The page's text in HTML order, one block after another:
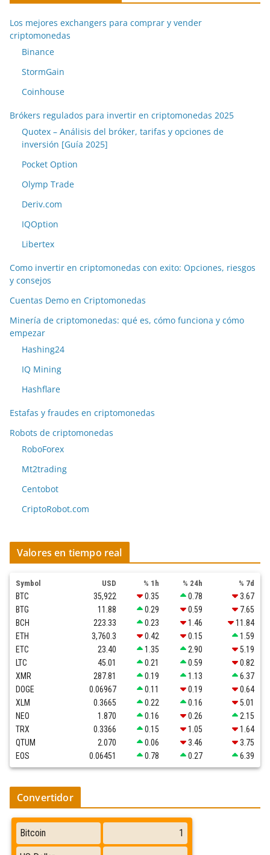
Los mejores exchangers para comprar y vender
criptomonedas
Binance
StormGain
Coinhouse
Brókers regulados para invertir en criptomonedas 2025
Quotex – Análisis del bróker, tarifas y opciones de
inversión [Guía 2025]
Pocket Option
Olymp Trade
Deriv.com
IQOption
Libertex
Como invertir en criptomonedas con exito: Opciones, riesgos
y consejos
Cuentas Demo en Criptomonedas
Minería de criptomonedas: qué es, cómo funciona y cómo
empezar
Hashing24
IQ Mining
Hashflare
Estafas y fraudes en criptomonedas
Robots de criptomonedas
RoboForex
Mt2trading
Centobot
CriptoRobot.com
Valores en tiempo real
Symbol USD % 1h % 24h % 7d
BTC 35,922 0.35 0.78
3.67
BTG
11.88 0.29 0.59
7.65
BCH
223.33 0.23 1.46
11.84
ETH
3,760.3 0.42 0.15
1.59
ETC
23.40 1.35 2.90
5.19
LTC
45.01 0.21 0.59
0.82
XMR
287.81 0.19 1.13
6.37
DOGE
0.06967 0.11 0.19
0.64
XLM
0.3665 0.22 0.16
5.01
NEO
1.870 0.16 0.26
2.15
TRX
0.3366 0.15 1.05
1.64
QTUM
2.070 0.06 3.46
3.75
EOS
0.06451 0.78 0.27 6.39
Convertidor